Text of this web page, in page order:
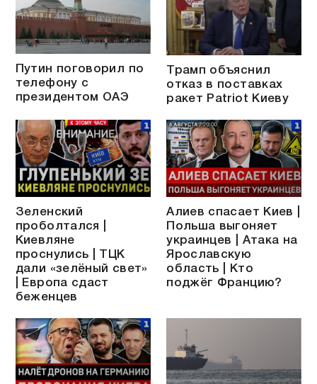
Путин поговорил по
телефону с
президентом ОАЭ
Трамп объяснил
отказ в поставках
ракет Patriot Киеву
Зеленский
проболтался |
Киевляне
проснулись | ТЦК
дали «зелёный свет»
| Европа сдаст
беженцев
Алиев спасает Киев |
Польша выгоняет
украинцев | Атака на
Ярославскую
область | Кто
поджёг Францию?